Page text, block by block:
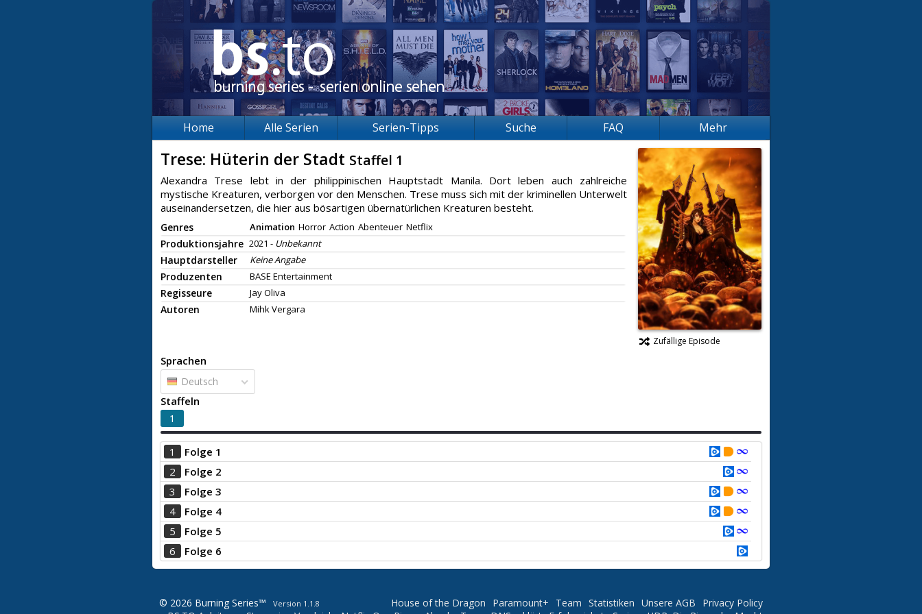
Home Alle Serien Serien-Tipps Suche FAQ Mehr
Trese: Hüterin der Stadt Staffel 1
Alexandra Trese lebt in der philippinischen Hauptstadt Manila. Dort leben auch zahlreiche
mystische Kreaturen, verborgen vor den Menschen. Trese muss sich mit der kriminellen Unterwelt
auseinandersetzen, die hier aus bösartigen übernatürlichen Kreaturen besteht.
Genres Animation Horror Action Abenteuer Netflix
Produktionsjahre 2021 - Unbekannt
Hauptdarsteller Keine Angabe
Produzenten BASE Entertainment
Regisseure Jay Oliva
Autoren Mihk Vergara
Zufällige Episode
Sprachen
Deutsch
Staffeln
1
1
Folge 1
2
Folge 2
3
Folge 3
4
Folge 4
5
Folge 5
6
Folge 6
© 2026 Burning Series™ Version 1.1.8 Privacy Policy
Unsere AGB
Statistiken
Team
Paramount+
House of the Dragon